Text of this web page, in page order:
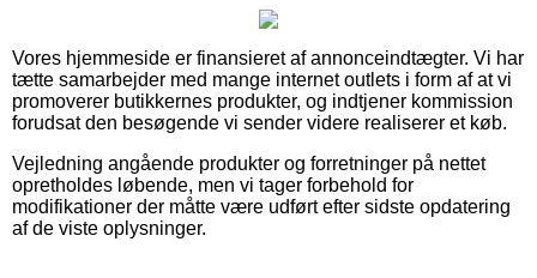
Vores hjemmeside er finansieret af annonceindtægter. Vi har
tætte samarbejder med mange internet outlets i form af at vi
promoverer butikkernes produkter, og indtjener kommission
forudsat den besøgende vi sender videre realiserer et køb.
Vejledning angående produkter og forretninger på nettet
opretholdes løbende, men vi tager forbehold for
modifikationer der måtte være udført efter sidste opdatering
af de viste oplysninger.